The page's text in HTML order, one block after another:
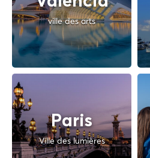
ville des arts
Paris
Ville des lumières